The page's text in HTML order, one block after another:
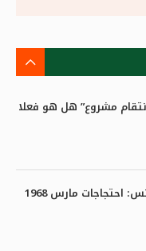
مشروع” هل هو فعلا
منصف سلطاني / تونس: احتجاجات مارس 1968